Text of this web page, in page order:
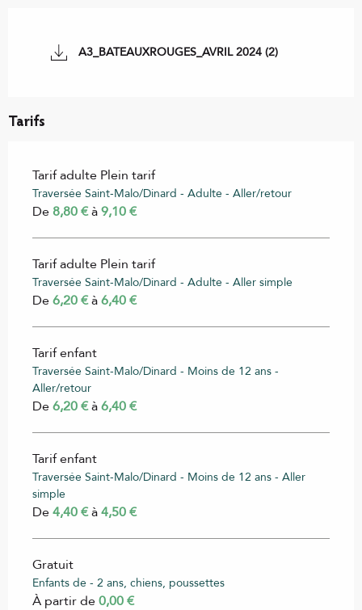
A3_BATEAUXROUGES_AVRIL 2024 (2)
Tarifs
Tarif adulte Plein tarif
Traversée Saint-Malo/Dinard - Adulte - Aller/retour
De8,80 €à9,10 €
Tarif adulte Plein tarif
Traversée Saint-Malo/Dinard - Adulte - Aller simple
De6,20 €à6,40 €
Tarif enfant
Traversée Saint-Malo/Dinard - Moins de 12 ans -
Aller/retour
De6,20 €à6,40 €
Tarif enfant
Traversée Saint-Malo/Dinard - Moins de 12 ans - Aller
simple
De4,40 €à4,50 €
Gratuit
Enfants de - 2 ans, chiens, poussettes
À partir de0,00 €